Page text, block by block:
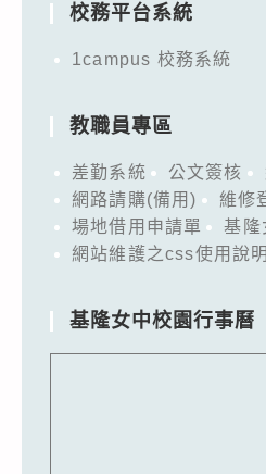
校務平台系統
1campus 校務系統
教職員專區
差勤系統 公文簽核
網路請購(備用)
維修
場地借用申請單
基隆
網站維護之css使用說明
基隆女中校園行事曆